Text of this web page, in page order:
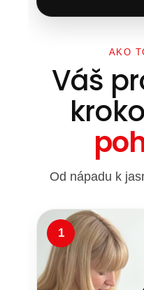
AKO
Váš
Od nápadu k
1